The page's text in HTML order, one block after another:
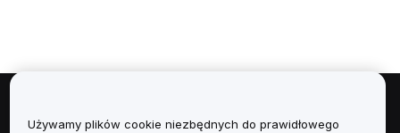
Informacje
Używamy plików cookie niezbędnych do prawidłowego